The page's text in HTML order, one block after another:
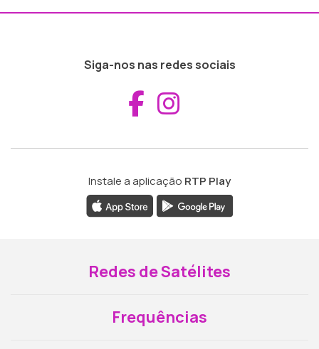
Siga-nos nas redes sociais
Aceder ao
Instale a aplicação RTP Play
Redes de Satélites
Frequências